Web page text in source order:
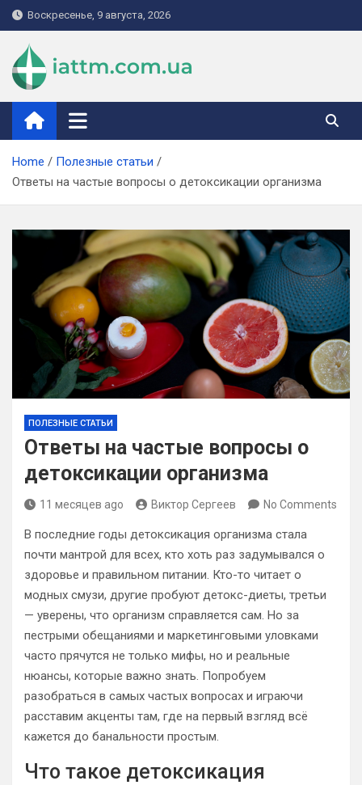
Skip
to
content
Воскресенье, 9 августа, 2026
iattm.com.ua
Home
Полезные статьи
Ответы на частые вопросы о детоксикации организма
ПОЛЕЗНЫЕ СТАТЬИ
Ответы на частые вопросы о
детоксикации организма
11 месяцев ago Виктор Сергеев No Comments
В последние годы детоксикация организма стала
почти мантрой для всех, кто хоть раз задумывался о
здоровье и правильном питании. Кто-то читает о
модных смузи, другие пробуют детокс-диеты, третьи
— уверены, что организм справляется сам. Но за
пестрыми обещаниями и маркетинговыми уловками
часто прячутся не только мифы, но и реальные
нюансы, которые важно знать. Попробуем
разобраться в самых частых вопросах и играючи
расставим акценты там, где на первый взгляд всё
кажется до банальности простым.
Что такое детоксикация